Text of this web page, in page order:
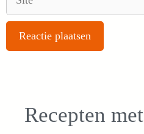
Recepten met